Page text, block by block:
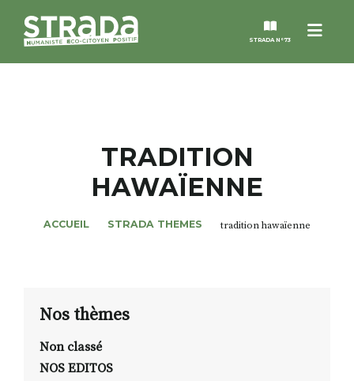
Menu
STRADA N°73
MAGAZINES
NOS THÈMES
TRADITION
HAWAÏENNE
ACCUEIL STRADA THEMES tradition hawaïenne
Nos thèmes
Non classé
NOS EDITOS